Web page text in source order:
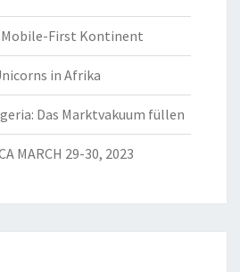
First Kontinent
in Afrika
Das Marktvakuum füllen
MARCH 29-30, 2023